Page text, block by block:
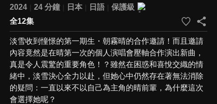
2024
24 分鐘 日本 日語
保護級
全12集
淡雪收到憧憬的第一期生・朝霧晴的合作邀請！而且邀請
內容竟然是在晴第一次的個人演唱會壓軸合作演出新曲，
真是令人震驚的重要角色！？雖然在困惑和喜悅交織的情
緒中，淡雪決心全力以赴，但她心中仍然存在著無法消除
的疑問：一直以來不以自己為主角的晴前輩，為什麼這次
會選擇她呢？